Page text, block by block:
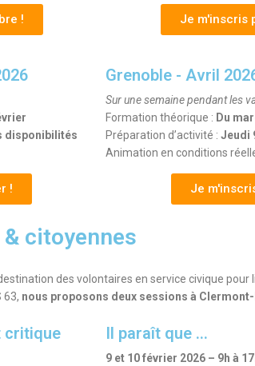
! Je m'inscris
disponibilités
!
Grenoble - Avril
Sur une semaine pendant les
Formation théorique : Du
Préparation d’activité : Jeudi
Animation en conditions
Je
citoyennes
des volontaires en service civique pour
63, nous proposons deux sessions à
critique Il paraît que ...
9 et 10 février 2026 – 9h à